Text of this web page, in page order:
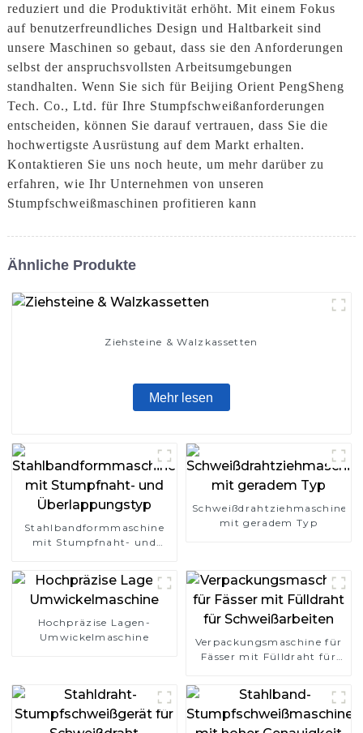
reduziert und die Produktivität erhöht. Mit einem Fokus
auf benutzerfreundliches Design und Haltbarkeit sind
unsere Maschinen so gebaut, dass sie den Anforderungen
selbst der anspruchsvollsten Arbeitsumgebungen
standhalten. Wenn Sie sich für Beijing Orient PengSheng
Tech. Co., Ltd. für Ihre Stumpfschweißanforderungen
entscheiden, können Sie darauf vertrauen, dass Sie die
hochwertigste Ausrüstung auf dem Markt erhalten.
Kontaktieren Sie uns noch heute, um mehr darüber zu
erfahren, wie Ihr Unternehmen von unseren
Stumpfschweißmaschinen profitieren kann
Ähnliche Produkte
Ziehsteine ​​& Walzkassetten
Mehr lesen
Stahlbandformmaschine
mit Stumpfnaht- und
Schweißdrahtziehmaschine
mit geradem Typ
Hochpräzise Lagen-
Umwickelmaschine
Verpackungsmaschine für
Fässer mit Fülldraht für